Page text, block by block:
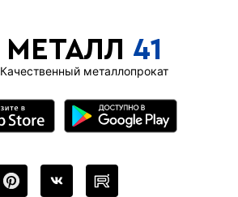
МЕТАЛЛ 41
Качественный металлопрокат